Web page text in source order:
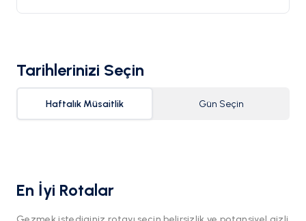
Tarihlerinizi Seçin
Haftalık Müsaitlik Gün Seçin
En İyi Rotalar